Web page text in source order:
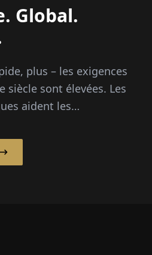
Global.
plus – les exigences
siècle sont élevées. Les
aident les